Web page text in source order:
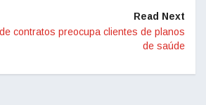
Read Next
contratos preocupa clientes de planos
de saúde